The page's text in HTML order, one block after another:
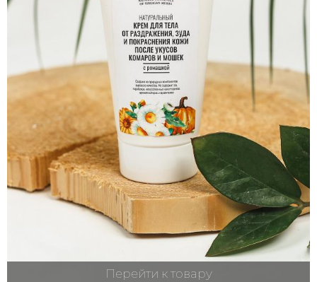
Перейти к товару